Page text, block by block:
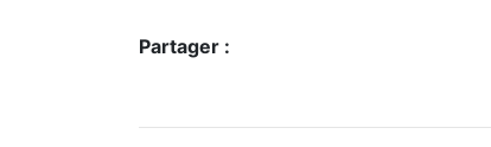
Partager :